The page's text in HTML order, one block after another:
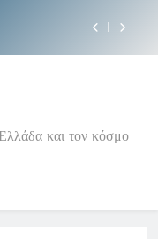
σε
νωρίτερακαι τον κόσμο